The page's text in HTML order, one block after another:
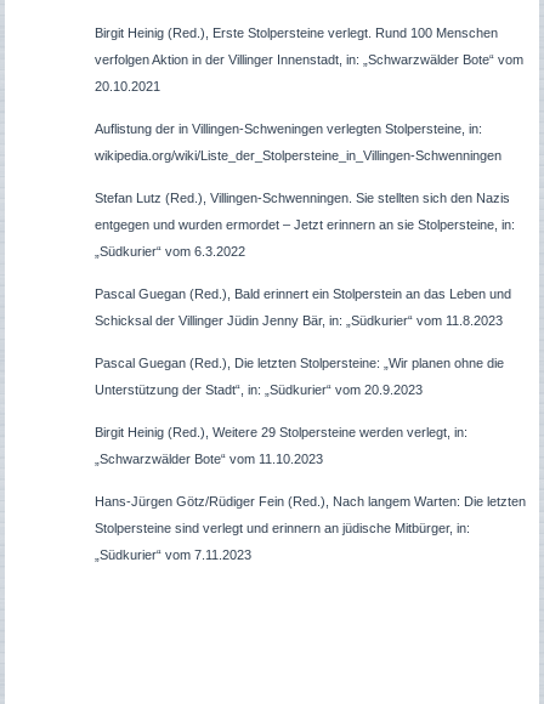
Birgit Heinig (Red.), Erste Stolpersteine verlegt. Rund 100 Menschen
verfolgen Aktion in der Villinger Innenstadt, in: „Schwarzwälder Bote“ vom
20.10.2021
Auflistung der in Villingen-Schweningen verlegten Stolpersteine, in:
wikipedia.org/wiki/Liste_der_Stolpersteine_in_Villingen-Schwenningen
Stefan Lutz (Red.), Villingen-Schwenningen. Sie stellten sich den Nazis
entgegen und wurden ermordet – Jetzt erinnern an sie Stolpersteine, in:
„Südkurier“ vom 6.3.2022
Pascal Guegan (Red.), Bald erinnert ein Stolperstein an das Leben und
Schicksal der Villinger Jüdin Jenny Bär, in: „Südkurier“ vom 11.8.2023
Pascal Guegan (Red.), Die letzten Stolpersteine: „Wir planen ohne die
Unterstützung der Stadt“, in: „Südkurier“ vom 20.9.2023
Birgit Heinig (Red.), Weitere 29 Stolpersteine werden verlegt, in:
„Schwarzwälder Bote“ vom 11.10.2023
Hans-Jürgen Götz/Rüdiger Fein (Red.), Nach langem Warten: Die letzten
Stolpersteine sind verlegt und erinnern an jüdische Mitbürger, in:
„Südkurier“ vom 7.11.2023